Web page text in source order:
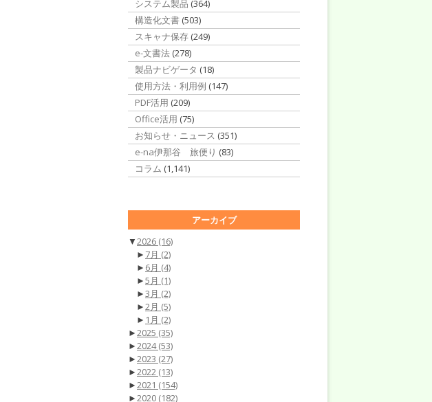
システム製品 (364)
構造化文書 (503)
スキャナ保存 (249)
e-文書法 (278)
製品ナビゲータ (18)
使用方法・利用例 (147)
PDF活用 (209)
Office活用 (75)
お知らせ・ニュース (351)
e-na伊那谷 旅便り (83)
コラム (1,141)
アーカイブ
▼2026 (16)
► 7月 (2)
► 6月 (4)
►5月 (1)
►3月 (2)
►2月 (5)
► 1月 (2)
►2025 (35)
►2024(53)
►2023 (27)
►2022 (13)
►2021 (154)
►2020 (182)